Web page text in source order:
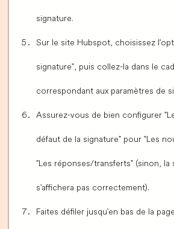
signature.
Sur le site Hubspot, choisissez
signature", puis collez-la dans le
correspondant aux paramètres de
Assurez-vous de bien configurer
défaut de la signature" pour "Les
"Les réponses/transferts" (sinon, la
s'affichera pas correctement).
Faites défiler jusqu'en bas de la